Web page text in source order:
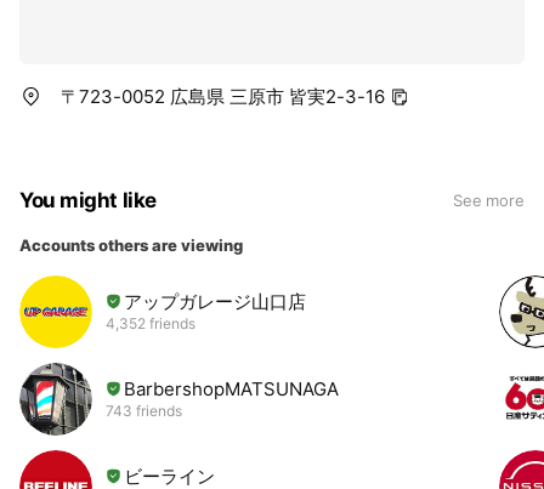
〒723-0052 広島県 三原市 皆実2-3-16
You might like See more
Accounts others are viewing
アップガレージ山口店
4,352 friends
BarbershopMATSUNAGA
743 friends
ビーライン